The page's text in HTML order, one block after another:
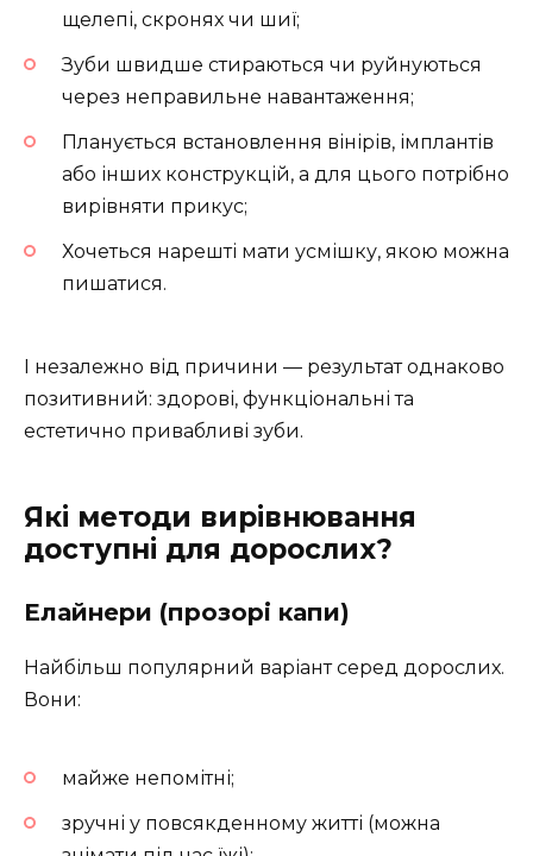
щелепі, скронях чи шиї;
Зуби швидше стираються чи руйнуються
через неправильне навантаження;
Планується встановлення вінірів, імплантів
або інших конструкцій, а для цього потрібно
вирівняти прикус;
Хочеться нарешті мати усмішку, якою можна
пишатися.
І незалежно від причини — результат однаково
позитивний: здорові, функціональні та
естетично привабливі зуби.
Які методи вирівнювання
доступні для дорослих?
Елайнери (прозорі капи)
Найбільш популярний варіант серед дорослих.
Вони:
майже непомітні;
зручні у повсякденному житті (можна